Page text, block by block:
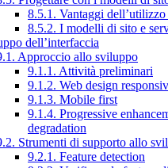
8.5.1. Vantaggi
8.5.2. I modelli di sito e
dell’interfaccia
Approccio allo sviluppo
9.1.1. Attività preliminari
9.1.2. Web design
9.1.3. Mobile first
9.1.4. Progressive
degradation
Strumenti di supporto allo
9.2.1. Feature detection